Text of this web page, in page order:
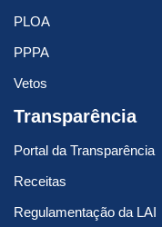
PLOA
PPPA
Vetos
Transparência
Portal da Transparência
Receitas
Regulamentação da LAI